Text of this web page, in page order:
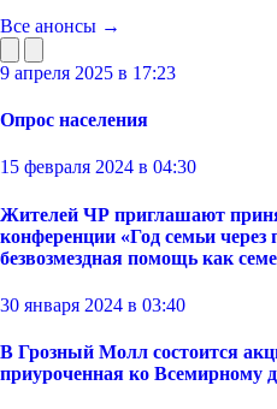
Все анонсы →
9 апреля 2025 в 17:23
Опрос населения
15 февраля 2024 в 04:30
Жителей ЧР приглашают
конференции «Год семьи через
безвозмездная помощь как
30 января 2024 в 03:40
В Грозный Молл состоится
приуроченная ко Всемирному